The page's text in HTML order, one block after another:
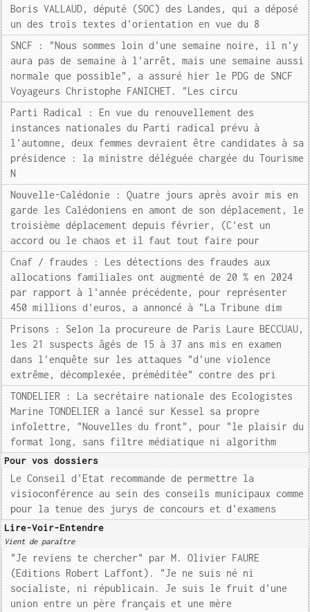
Boris VALLAUD, député (SOC) des Landes, qui a déposé
un des trois textes d'orientation en vue du 8
SNCF : "Nous sommes loin d'une semaine noire, il n'y
aura pas de semaine à l'arrêt, mais une semaine aussi
normale que possible", a assuré hier le PDG de SNCF
Voyageurs Christophe FANICHET. "Les circu
Parti Radical : En vue du renouvellement des
instances nationales du Parti radical prévu à
l'automne, deux femmes devraient être candidates à sa
présidence : la ministre déléguée chargée du Tourisme
N
Nouvelle-Calédonie : Quatre jours après avoir mis en
garde les Calédoniens en amont de son déplacement, le
troisième déplacement depuis février, (C'est un
accord ou le chaos et il faut tout faire pour
Cnaf / fraudes : Les détections des fraudes aux
allocations familiales ont augmenté de 20 % en 2024
par rapport à l'année précédente, pour représenter
450 millions d'euros, a annoncé à "La Tribune dim
Prisons : Selon la procureure de Paris Laure BECCUAU,
les 21 suspects âgés de 15 à 37 ans mis en examen
dans l'enquête sur les attaques "d'une violence
extrême, décomplexée, préméditée" contre des pri
TONDELIER : La secrétaire nationale des Ecologistes
Marine TONDELIER a lancé sur Kessel sa propre
infolettre, "Nouvelles du front", pour "le plaisir du
format long, sans filtre médiatique ni algorithm
Pour vos dossiers
Le Conseil d'Etat recommande de permettre la
visioconférence au sein des conseils municipaux comme
pour la tenue des jurys de concours et d'examens
Lire-Voir-Entendre
Vient de paraître
"Je reviens te chercher" par M. Olivier FAURE
(Editions Robert Laffont). "Je ne suis né ni
socialiste, ni républicain. Je suis le fruit d'une
union entre un père français et une mère